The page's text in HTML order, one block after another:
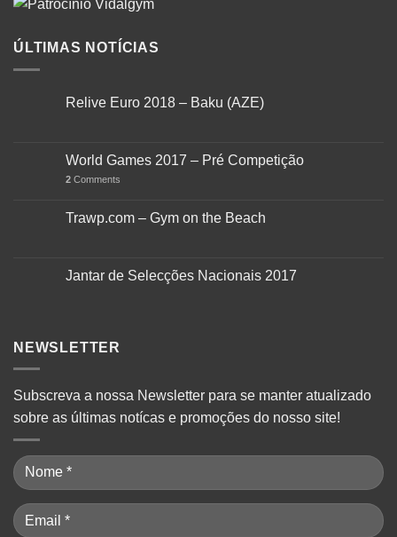
ÚLTIMAS NOTÍCIAS
Relive Euro 2018 – Baku (AZE)
World Games 2017 – Pré Competição
2 Comments
Trawp.com – Gym on the Beach
Jantar de Selecções Nacionais 2017
NEWSLETTER
Subscreva a nossa Newsletter para se manter atualizado
sobre as últimas notícas e promoções do nosso site!